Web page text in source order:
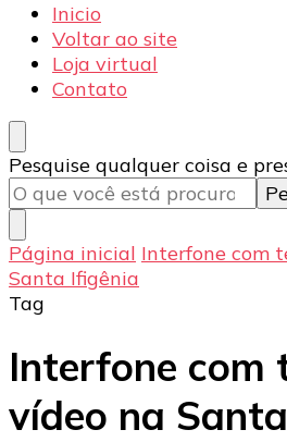
PHD Seg
Blog
Inicio
Voltar ao site
Loja virtual
Contato
Procurando
algo?
Pesquise qualquer coisa e
Página inicial Interfone com
Santa Ifigênia
Tag
Interfone com
vídeo na